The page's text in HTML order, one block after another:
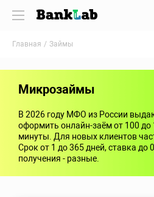
Главная Займы
Микрозаймы
В 2026 году МФО из России
оформить онлайн-заём от 100
минуты. Для новых клиентов
Срок от 1 до 365 дней, ставка до
получения - разные.